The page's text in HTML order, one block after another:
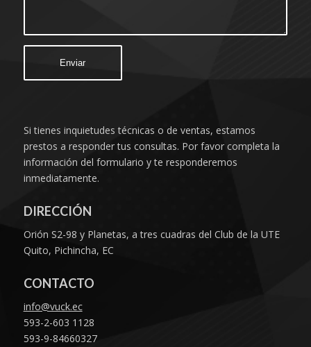
Si tienes inquietudes técnicas o de ventas, estamos
prestos a responder tus consultas. Por favor completa la
información del formulario y te responderemos
inmediatamente.
DIRECCIÓN
Orión S2-98 y Planetas, a tres cuadras del Club de la UTE
Quito, Pichincha, EC
CONTACTO
info@vuck.ec
593-2-603 1128
593-9-84660327